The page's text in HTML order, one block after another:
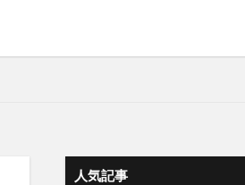
人気記事